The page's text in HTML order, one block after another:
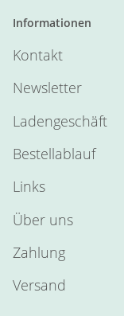
Informationen
Kontakt
Newsletter
Ladengeschäft
Bestellablauf
Links
Über uns
Zahlung
Versand